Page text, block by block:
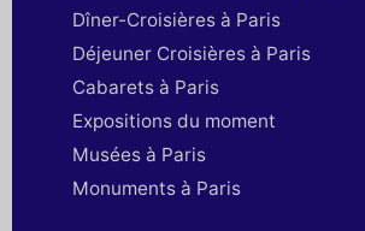
Dîner-Croisières à Paris
Déjeuner Croisières à Paris
Cabarets à Paris
Expositions du moment
Musées à Paris
Monuments à Paris